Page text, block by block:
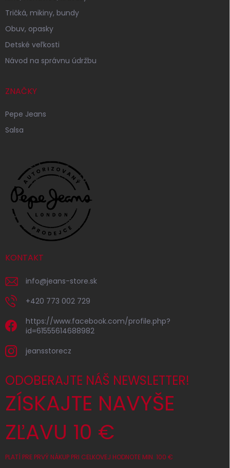
Tričká, mikiny, bundy
Obuv, opasky
Detské veľkosti
Návod na správnu údržbu
ZNAČKY
Pepe Jeans
Salsa
KONTAKT
info@jeans-store.sk
+420 773 002 729
https://www.facebook.com/profile.php?
id=61555614688982
jeansstorecz
ODOBERAJTE NÁŠ NEWSLETTER!
ZÍSKAJTE NAVYŠE
ZĽAVU 10 €
PLATÍ PRE PRVÝ NÁKUP PRI CELKOVEJ HODNOTE MIN. 100 €